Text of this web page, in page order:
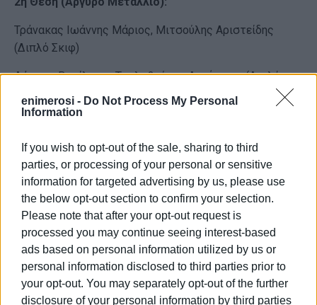
enimerosi - Do Not Process My Personal
Information
If you wish to opt-out of the sale, sharing to third
parties, or processing of your personal or sensitive
information for targeted advertising by us, please use
the below opt-out section to confirm your selection.
Please note that after your opt-out request is
processed you may continue seeing interest-based
ads based on personal information utilized by us or
personal information disclosed to third parties prior to
your opt-out. You may separately opt-out of the further
disclosure of your personal information by third parties
Τράνακας Ιωάννης Μάριος, Μιτσούλης Αριστείδης
(Διπλό Σκιφ)
Λάππας Βασίλειος, Τσαλαβούτας Δημήτριος (Διπλό
Σκιφ)
3η Θέση (Χάλκινο Μετάλλιο):
Μαρίζα Ατσοπάρδη, Άννα Μαρία Δέλλιου, Άννα Ράπτη,
Ίριδα Βλάχου (Τετραπλό Σκιφ)
Καρβούνης Στέφανος (Σκιφ)
4η Θέση: Λάππας Βασίλειος (Σκιφ)
5η Θέση: Ζερβοπούλου Ουρανία, Σαγιά Νεφέλη (Διπλό
Σκιφ)